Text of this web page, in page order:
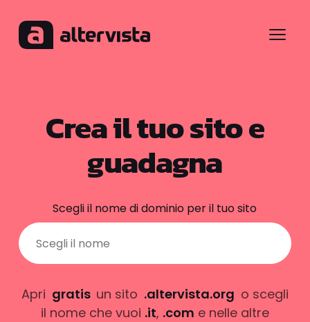
Crea il tuo sito e
guadagna
Scegli il nome di dominio per il tuo sito
Apri gratis un sito .altervista.org o scegli
il nome che vuoi .it, .com e nelle altre